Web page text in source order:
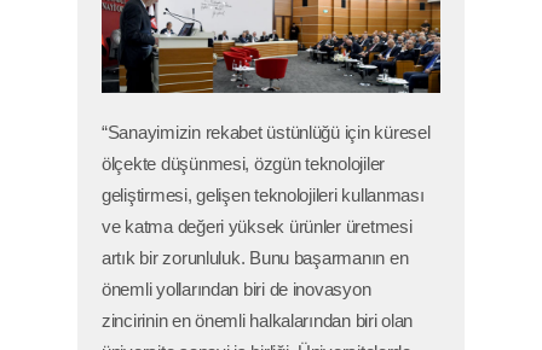
“Sanayimizin rekabet üstünlüğü için küresel
ölçekte düşünmesi, özgün teknolojiler
geliştirmesi, gelişen teknolojileri kullanması
ve katma değeri yüksek ürünler üretmesi
artık bir zorunluluk. Bunu başarmanın en
önemli yollarından biri de inovasyon
zincirinin en önemli halkalarından biri olan